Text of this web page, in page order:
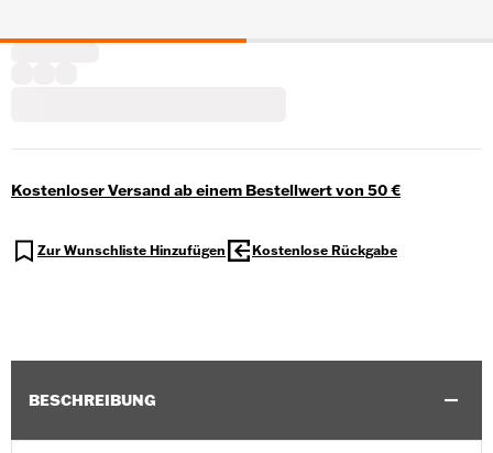
Kostenloser Versand ab einem Bestellwert von 50 €
Zur Wunschliste Hinzufügen Kostenlose Rückgabe
BESCHREIBUNG